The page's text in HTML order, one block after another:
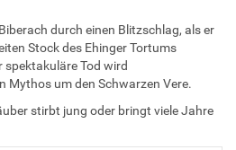
durch einen Blitzschlag, als er
Stock des Ehinger Tortums
Tod wird
Mythos um den Schwarzen Vere.
stirbt jung oder bringt viele Jahre